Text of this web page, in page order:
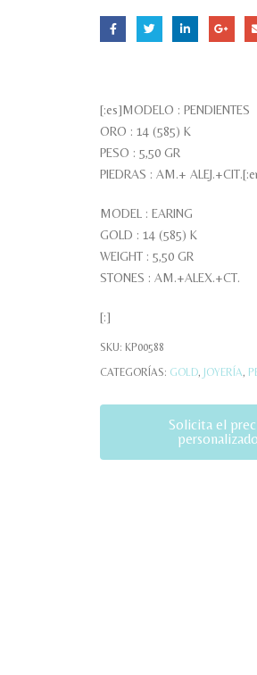
[:es]MODELO : PENDIENTES
ORO : 14 (585) K
PESO : 5,50 GR
PIEDRAS : AM.+
MODEL : EARING
GOLD : 14 (585) K
WEIGHT : 5,50 GR
STONES : AM.+ALEX.+CT.
[:]
SKU: KP00588
CATEGORÍAS: GOLD, JOYERÍA,
Solicita el
personalizado